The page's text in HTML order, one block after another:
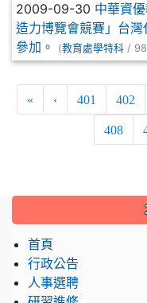
2009-09-30 中華資
造力博覽會競賽」台
參加。
(教育處學特科 /
« ‹ 401 402
408
:::
首頁
行政公告
人事選聘